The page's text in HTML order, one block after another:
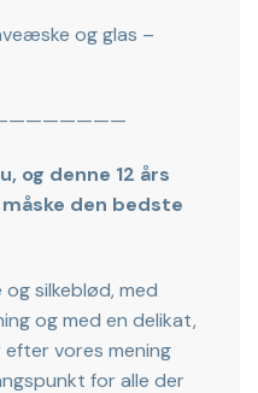
og glas –
og denne 12 års
den bedste
silkeblød, med
og med en delikat,
vores mening
for alle der